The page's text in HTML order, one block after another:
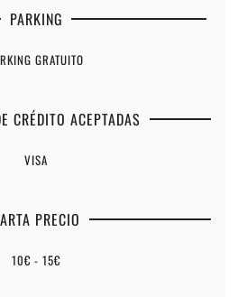
PARKING
GRATUITO
CRÉDITO ACEPTADAS
VISA
PRECIO
10€ - 15€